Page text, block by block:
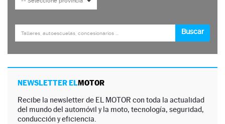
NEWSLETTER ELMOTOR
Recibe la newsletter de EL MOTOR con toda la actualidad
del mundo del automóvil y la moto, tecnología, seguridad,
conducción y eficiencia.